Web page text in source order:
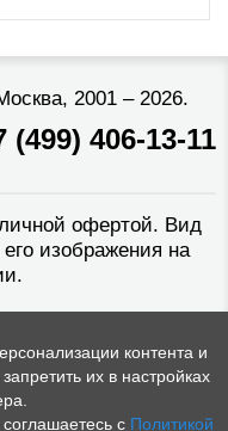
2001 – 2026.
(499) 406-13-11
офертой. Вид
изображения на
контента и
их в настройках
с Политикой